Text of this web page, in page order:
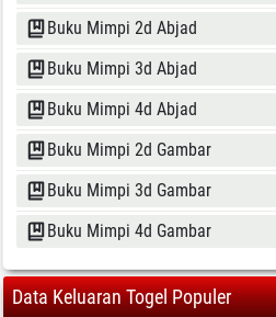
Buku Mimpi 2d Abjad
Buku Mimpi 3d Abjad
Buku Mimpi 4d Abjad
Buku Mimpi 2d Gambar
Buku Mimpi 3d Gambar
Buku Mimpi 4d Gambar
Data Keluaran Togel Populer